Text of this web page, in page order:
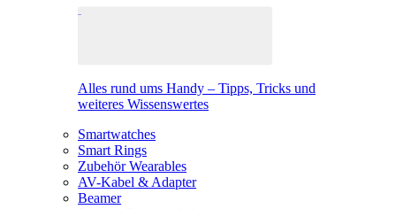
Alles rund ums Handy – Tipps, Tricks und
weiteres Wissenswertes
Smartwatches
Smart Rings
Zubehör Wearables
AV-Kabel & Adapter
Beamer